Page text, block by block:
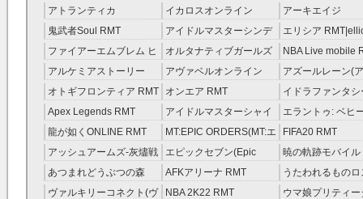
ウオ) RMT
アトランティカ
RMT|Atlantica RMT
イカロスオンライン
RMT（予約制）
アーキエイジ
RMT|ArcheAge
約制）
鬼武者Soul RMT
アイドルマスターシンデ
レラガールズ(モバマス)
RMT
エリシア
RMT
ファイアーエムブレム ヒ
ーローズ(FEヒーローズ)
RMT
オルタナティブガールズ
RMT
NBA Live mobile
アルケミアストーリー
（アルスト） RMT
アヴァベルオンライン
RMT
アズールレーン(
RMT
オトギフロンティア RMT オンエア RMT
イドラファンタシ
ーサーガ RMT
Apex Legends RMT
アイドルマスターシャイ
ニーカラーズ(シャニマス)
RMT
エラントゥ: ベヒ
ピリット RMT
龍が如くONLINE RMT
MT:EPIC ORDERS(MT:エ
ピック・オーダーズ)
RMT
FIFA20 RMT
アッシュアームズ‐灰燼戦
線 RMT
エピックセブン(Epic
Seven) RMT
暁の軌跡モバイル
伝説 ） RMT
あつまれどうぶつの森
RMT
AFKアリーナ RMT
うたわれるもの
ラグ(ロスフラ)
ヴァルキリーコネクト(ヴ
NBA 2K22 RMT
ウマ娘プリティー